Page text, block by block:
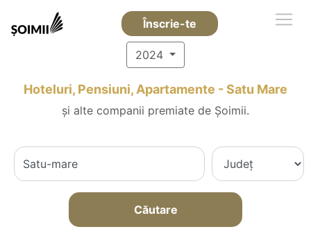
Înscrie-te
2024
Hoteluri, Pensiuni, Apartamente - Satu Mare
și alte companii premiate de Șoimii.
Căutare